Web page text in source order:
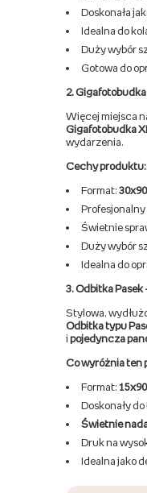
Doskonała
Idealna do
Duży wybór
Gotowa do
2.
Więcej miejsca
Gigafotobudka
wydarzenia.
Cechy produktu:
Format:
Świetnie
Duży wybór
Idealna do
3. Odbitka Pasek
Stylowa,
Odbitka typu
i pojedyncza
Co wyróżnia ten
Format:
Doskonały
Świetnie
Druk na
Idealna jako